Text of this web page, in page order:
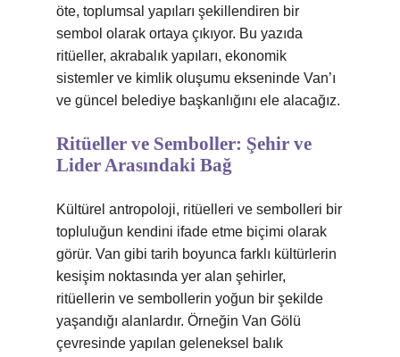
öte, toplumsal yapıları şekillendiren bir
sembol olarak ortaya çıkıyor. Bu yazıda
ritüeller, akrabalık yapıları, ekonomik
sistemler ve kimlik oluşumu ekseninde Van’ı
ve güncel belediye başkanlığını ele alacağız.
Ritüeller ve Semboller: Şehir ve
Lider Arasındaki Bağ
Kültürel antropoloji, ritüelleri ve sembolleri bir
topluluğun kendini ifade etme biçimi olarak
görür. Van gibi tarih boyunca farklı kültürlerin
kesişim noktasında yer alan şehirler,
ritüellerin ve sembollerin yoğun bir şekilde
yaşandığı alanlardır. Örneğin Van Gölü
çevresinde yapılan geleneksel balık